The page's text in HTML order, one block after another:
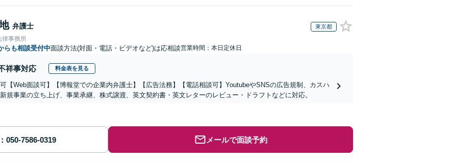
弁護士 東京都
律事務所
らも相談受付中面談方法(対面・電話・ビデオなど)は応相談営業時間：本日定休日
祥事対応 料金表を見る
【Web面談可】【博報堂での企業内弁護士】【広告法務】【電話相談可】YoutubeやSNSの広告規制、カスハ
規事業の立ち上げ、事業承継、株式譲渡、英文契約書・英文レターのレビュー・ドラフトなどに対応。
メールで面談予約